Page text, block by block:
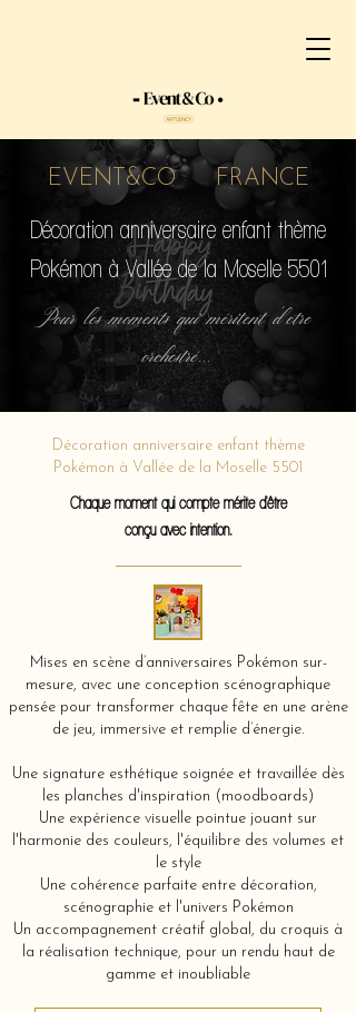
EVENT&CO FRANCE
Décoration anniversaire enfant thème
Pokémon à Vallée de la Moselle 5501
Pour les moments qui méritent d'etre
orchestré...
Décoration anniversaire enfant thème
Pokémon à Vallée de la Moselle 5501
Chaque moment qui compte mérite d'être
conçu avec intention.
Mises en scène d’anniversaires Pokémon sur-
mesure, avec une conception scénographique
pensée pour transformer chaque fête en une arène
de jeu, immersive et remplie d’énergie.
Une signature esthétique soignée et travaillée dès
les planches d'inspiration (moodboards)
Une expérience visuelle pointue jouant sur
l'harmonie des couleurs, l'équilibre des volumes et
le style
Une cohérence parfaite entre décoration,
scénographie et l'univers Pokémon
Un accompagnement créatif global, du croquis à
la réalisation technique, pour un rendu haut de
gamme et inoubliable